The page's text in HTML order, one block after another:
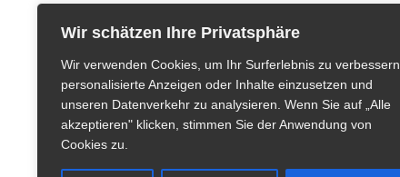
Wir schätzen Ihre Privatsphäre
Wir verwenden Cookies, um Ihr Surferlebnis zu verbessern,
personalisierte Anzeigen oder Inhalte einzusetzen und
unseren Datenverkehr zu analysieren. Wenn Sie auf „Alle
akzeptieren" klicken, stimmen Sie der Anwendung von
Cookies zu.
Verlagssitz Team